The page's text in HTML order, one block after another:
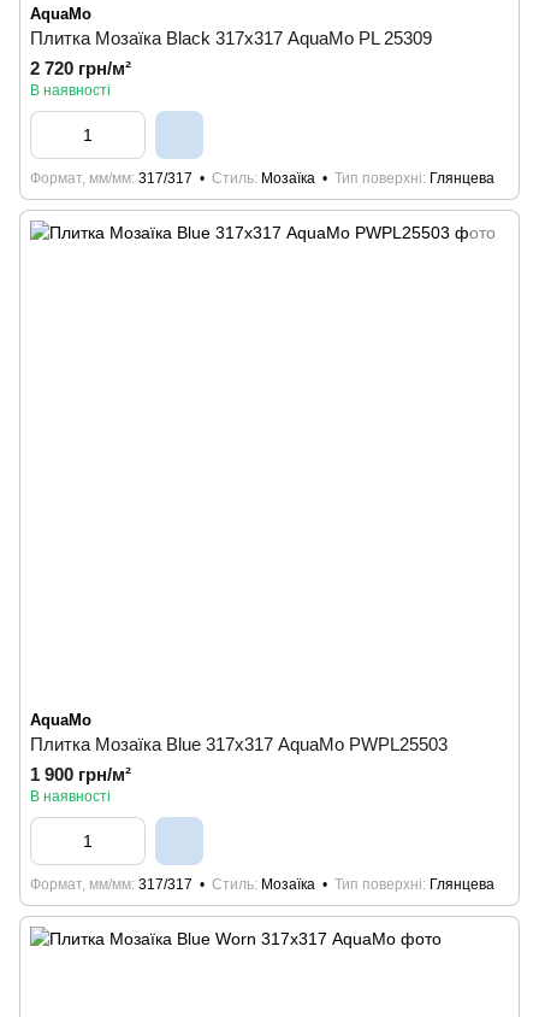
AquaMo
Плитка Мозаїка Black 317х317 AquaMo PL 25309
2 720 грн/м²
В наявності
Формат, мм/мм 317/317 Стиль Мозаїка Тип поверхні Глянцева
AquaMo
Плитка Мозаїка Blue 317х317 AquaMo PWPL25503
1 900 грн/м²
В наявності
Формат, мм/мм 317/317 Стиль Мозаїка Тип поверхні Глянцева